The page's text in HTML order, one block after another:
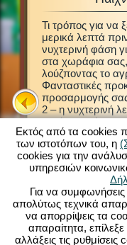
ζώων
και
Τι τρόπος για να
μερικά λεπτά
νυχτερινή φάση
στα χωράφια σας,
λούζποντας το
Φανταστικές
προσαρμογής
2 – η νυχτερινή
αυτά τα
μπορείτε να
My Free Farm 2
browser
διασκέδαση
γνωρίζετε και
καλλιεργήστε τα
συγκομιδή και
τους πελάτες
ξεκινήστε!
Εκτός από τα cookies
των ιστοτόπων του, η
cookies για την
υπηρεσιών
Για να
απολύτως τεχνικά
να απορρίψεις τα
απαραίτητα,
αλλάξεις τις